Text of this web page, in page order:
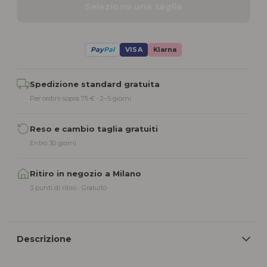
PayPal VISA Klarna
Spedizione standard gratuita
Per ordini sopra 75 € · 2–5 giorni
Reso e cambio taglia gratuiti
Entro 30 giorni
Ritiro in negozio a Milano
3 punti di ritiro · Gratuito
Descrizione